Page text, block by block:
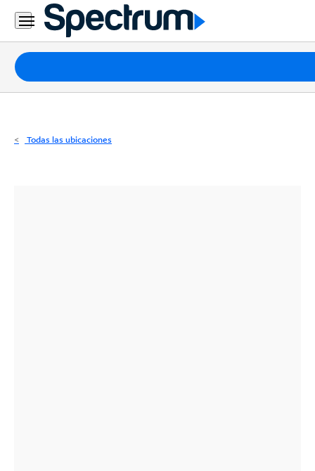
Residencial
Business
Paquetes
Internet
Todas las ubicaciones